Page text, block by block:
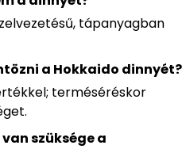
tápanyagban
a Hokkaido dinnyét?
terméséréskor
szüksége a